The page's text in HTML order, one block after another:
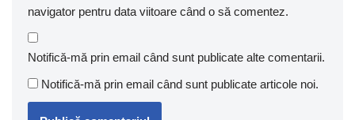
navigator pentru data viitoare când o să comentez.
Notifică-mă prin email când sunt publicate alte comentarii.
Notifică-mă prin email când sunt publicate articole noi.